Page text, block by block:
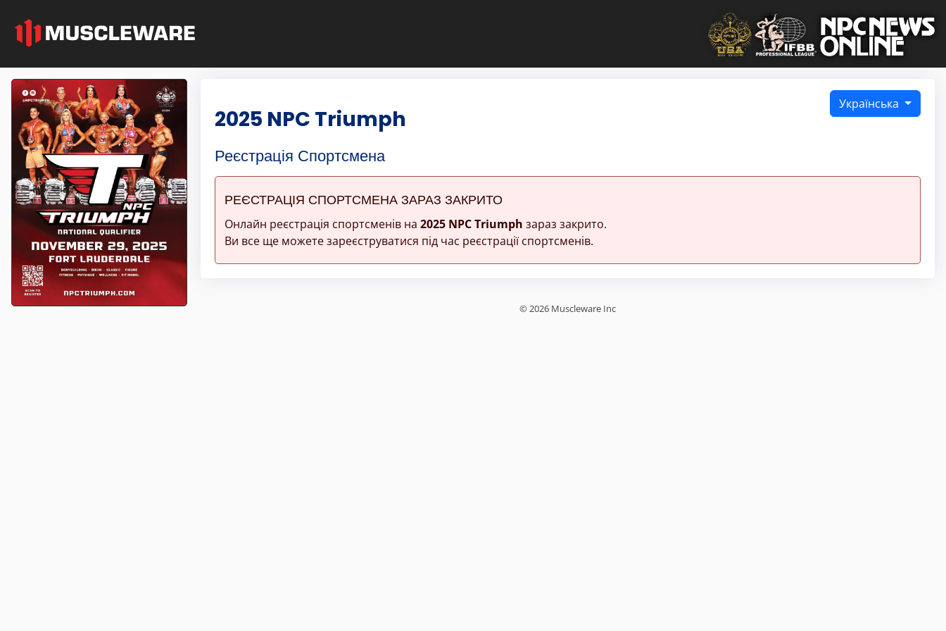
Українська
2025 NPC Triumph
Реєстрація Спортсмена
РЕЄСТРАЦІЯ СПОРТСМЕНА ЗАРАЗ ЗАКРИТО
Онлайн реєстрація спортсменів на 2025 NPC Triumph зараз закрито.
Ви все ще можете зареєструватися під час реєстрації спортсменів.
© 2026 Muscleware Inc